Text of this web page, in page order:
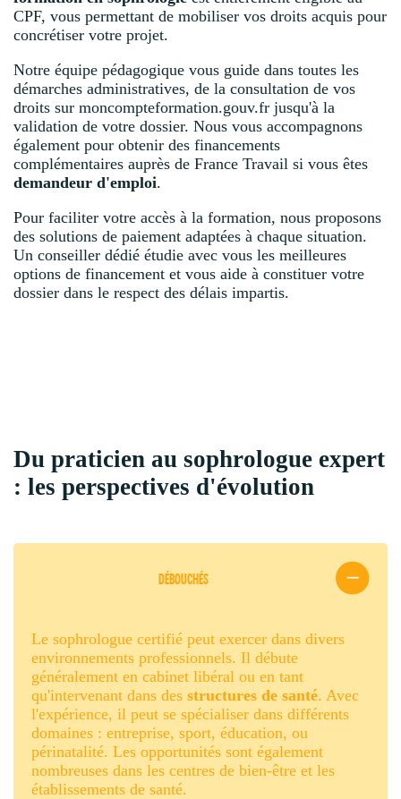
CPF, vous permettant de mobiliser vos droits acquis pour
concrétiser votre projet.
Notre équipe pédagogique vous guide dans toutes les
démarches administratives, de la consultation de vos
droits sur moncompteformation.gouv.fr jusqu'à la
validation de votre dossier. Nous vous accompagnons
également pour obtenir des financements
complémentaires auprès de France Travail si vous êtes
demandeur d'emploi.
Pour faciliter votre accès à la formation, nous proposons
des solutions de paiement adaptées à chaque situation.
Un conseiller dédié étudie avec vous les meilleures
options de financement et vous aide à constituer votre
dossier dans le respect des délais impartis.
Du praticien au sophrologue expert
: les perspectives d'évolution
DÉBOUCHÉS
Le sophrologue certifié peut exercer dans divers
environnements professionnels. Il débute
généralement en cabinet libéral ou en tant
qu'intervenant dans des structures de santé. Avec
l'expérience, il peut se spécialiser dans différents
domaines : entreprise, sport, éducation, ou
périnatalité. Les opportunités sont également
nombreuses dans les centres de bien-être et les
établissements de santé.